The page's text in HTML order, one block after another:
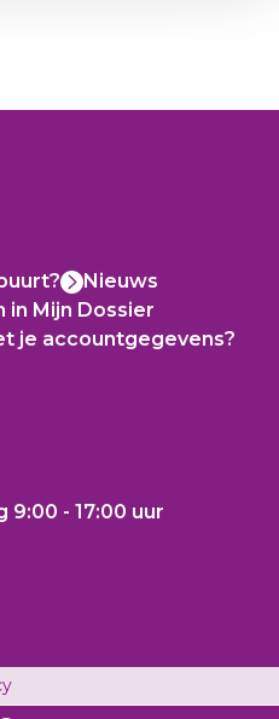
Nieuws
in Mijn Dossier
je accountgegevens?
9:00 - 17:00 uur